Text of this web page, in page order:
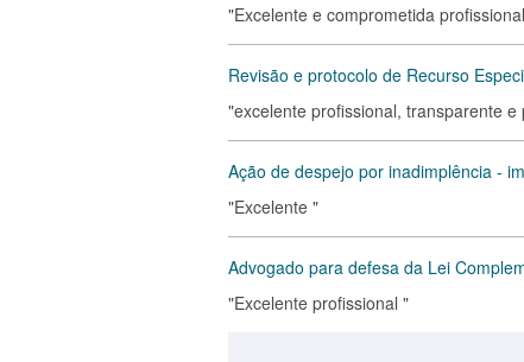
"Excelente e comprometida
Revisão e protocolo de Recurso
"excelente profissional, transparente e
Ação de despejo por inadimplência -
"Excelente "
Advogado para defesa da Lei
"Excelente profissional "